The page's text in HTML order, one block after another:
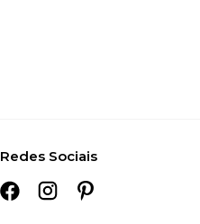
Redes Sociais